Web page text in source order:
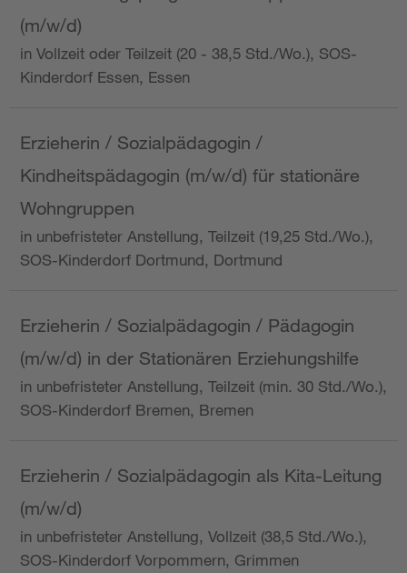
(m/w/d)
in Vollzeit oder Teilzeit (20 - 38,5 Std./Wo.), SOS-
Kinderdorf Essen, Essen
Erzieherin / Sozialpädagogin /
Kindheitspädagogin (m/w/d) für stationäre
Wohngruppen
in unbefristeter Anstellung, Teilzeit (19,25 Std./Wo.),
SOS-Kinderdorf Dortmund, Dortmund
Erzieherin / Sozialpädagogin / Pädagogin
(m/w/d) in der Stationären Erziehungshilfe
in unbefristeter Anstellung, Teilzeit (min. 30 Std./Wo.),
SOS-Kinderdorf Bremen, Bremen
Erzieherin / Sozialpädagogin als Kita-Leitung
(m/w/d)
in unbefristeter Anstellung, Vollzeit (38,5 Std./Wo.),
SOS-Kinderdorf Vorpommern, Grimmen